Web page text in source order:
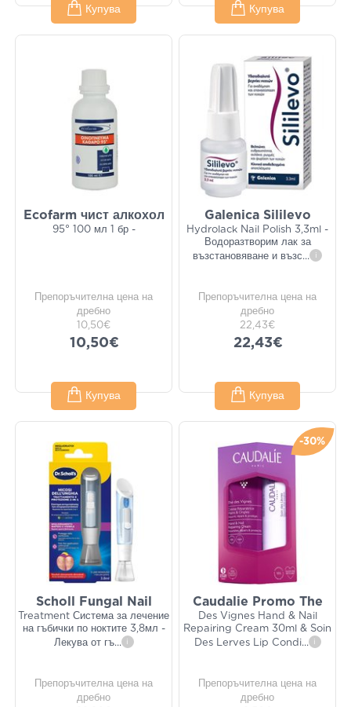
Купува Купува
Ecofarm чист алкохол
95° 100 мл 1 бр -
Препоръчителна цена на
дребно
10,50€
10,50€
Купува
Galenica Sililevo
Hydrolack Nail Polish 3,3ml -
Водоразтворим лак за
възстановяване и възс... i
Препоръчителна цена на
дребно
22,43€
22,43€
Купува
Scholl Fungal Nail
Treatment Система за лечение
на гъбички по ноктите 3,8мл -
Лекува от гъ... i
Препоръчителна цена на
дребно
-30%
Caudalie Promo The
Des Vignes Hand & Nail
Repairing Cream 30ml & Soin
Des Lerves Lip Condi... i
Препоръчителна цена на
дребно